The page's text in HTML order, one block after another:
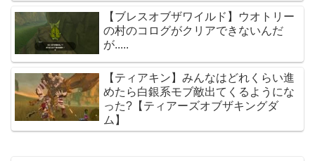
【ブレスオブザワイルド】ウオトリー
の村のコログがクリアできないんだ
が.....
【ティアキン】みんなはどれくらい進
めたら白銀系モブ敵出てくるようにな
った?【ティアーズオブザキングダ
ム】